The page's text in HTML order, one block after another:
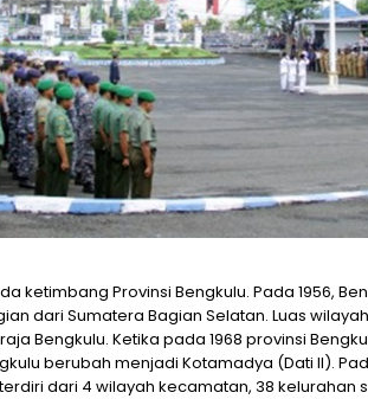
ketimbang Provinsi Bengkulu. Pada 1956,
dari Sumatera Bagian Selatan. Luas
Bengkulu. Ketika pada 1968 provinsi
berubah menjadi Kotamadya (Dati II).
dari 4 wilayah kecamatan, 38 kelurahan